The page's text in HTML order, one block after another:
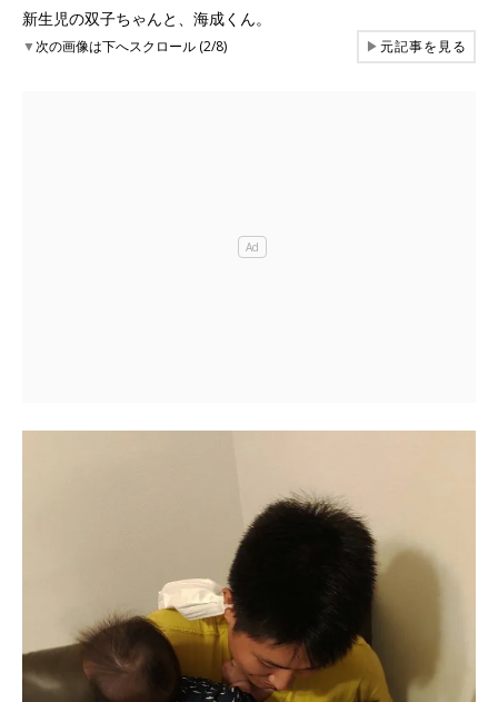
新生児の双子ちゃんと、海成くん。
▼次の画像は下へスクロール (2/8) ▶元記事を見る